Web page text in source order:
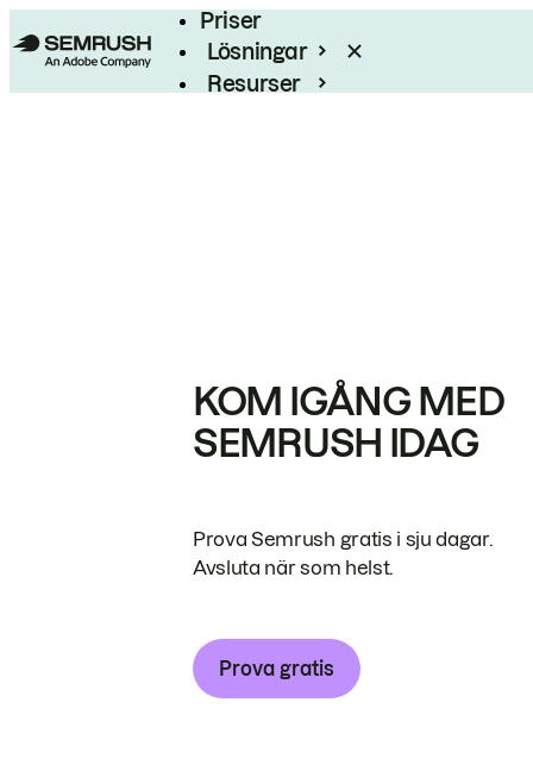
Priser
Lösningar
Resurser
KOM IGÅNG MED
SEMRUSH IDAG
Prova Semrush gratis i sju dagar.
Avsluta när som helst.
Prova gratis